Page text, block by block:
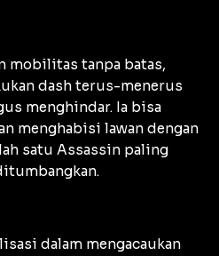
mobilitas tanpa batas,
dash terus-menerus
menghindar. Ia bisa
menghabisi lawan dengan
satu Assassin paling
dalam mengacaukan